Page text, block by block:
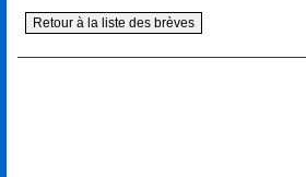
Retour à la liste des brèves